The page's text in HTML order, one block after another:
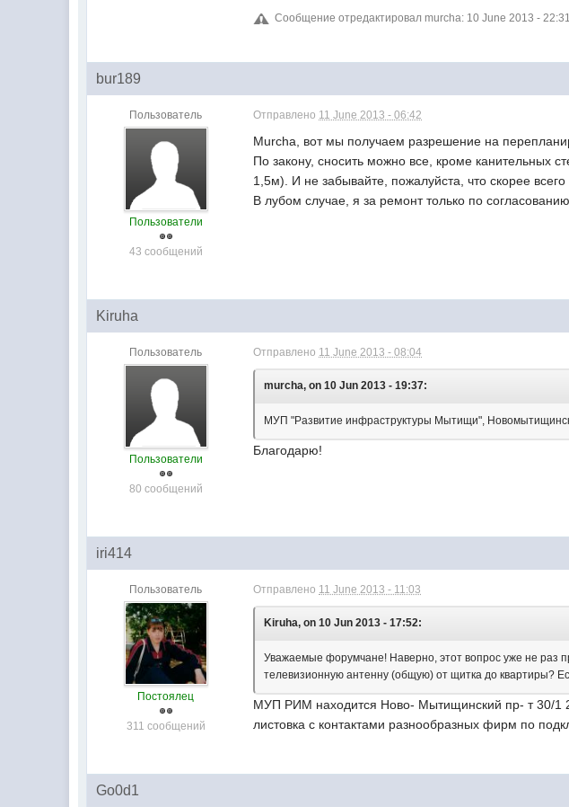
Сообщение отредактировал murcha: 10 June 2013 - 22:31
bur189
Пользователь
Пользователи
43 сообщений
Отправлено 11 June 2013 - 06:42
Murcha, вот мы получаем разрешение на
По закону, сносить можно все, кроме канительных
1,5м). И не забывайте, пожалуйста, что скорее
В лубом случае, я за ремонт только по согласованию.
Kiruha
Пользователь
Пользователи
80 сообщений
Отправлено 11 June 2013 - 08:04
murcha, on 10 Jun 2013 - 19:37:
МУП "Развитие инфраструктуры Мытищи",
Благодарю!
iri414
Пользователь
Постоялец
311 сообщений
Отправлено 11 June 2013 - 11:03
Kiruha, on 10 Jun 2013 - 17:52:
Уважаемые форумчане! Наверно, этот вопрос уже не раз
телевизионную антенну (общую) от щитка до квартиры?
МУП РИМ находится Ново- Мытищинский пр- т 30/1
листовка с контактами разнообразных фирм по
Go0d1